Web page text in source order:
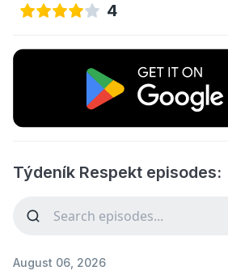
4
Týdeník Respekt episodes:
August 06, 2026